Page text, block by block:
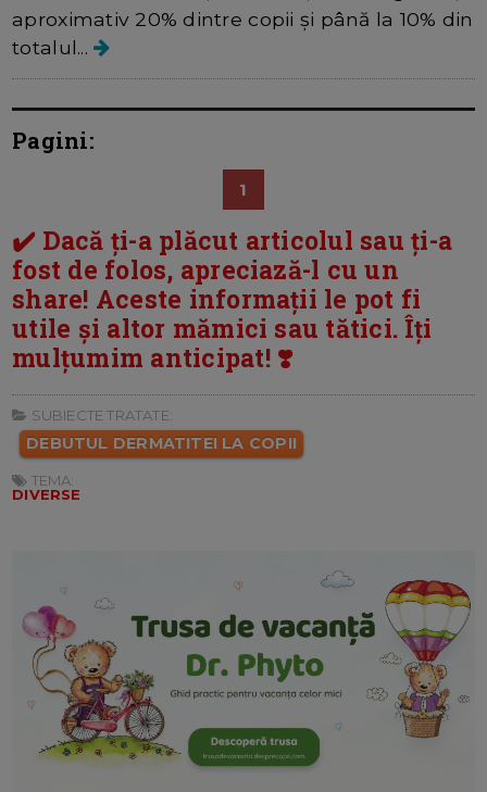
aproximativ 20% dintre copii și până la 10% din
totalul...
Pagini:
1
✔️ Dacă ți-a plăcut articolul sau ți-a
fost de folos, apreciază-l cu un
share! Aceste informații le pot fi
utile și altor mămici sau tătici. Îți
mulțumim anticipat! ❣️
SUBIECTE TRATATE:
DEBUTUL DERMATITEI LA COPII
TEMA:
DIVERSE